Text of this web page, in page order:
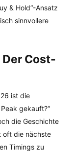
& Hold“-Ansatz
sinnvollere
Cost-
ist die
gekauft?“
die Geschichte
oft die nächste
Timings zu